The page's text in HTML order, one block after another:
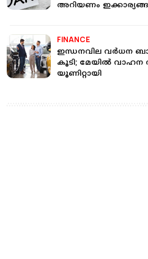
അറിയണം
FINANCE
ഇന്ധനവില വര്‍ധന
കൂടി; മേയില്‍ വാഹന
യൂണിറ്റായി